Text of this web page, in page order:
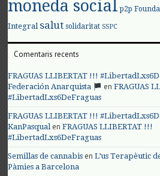
moneda social p2p
Integral salut solidaritat SSPC
Comentaris recents
FRAGUAS LLIBERTAT !!!
Federación Anarquista
enFRAGUAS
#LibertadLxs6DeFraguas
FRAGUAS LLIBERTAT !!!
KanPasqualenFRAGUAS LLIBERTAT !!!
#LibertadLxs6DeFraguas
Semillas de cannabis enL’us Terapèutic
Pàmies a Barcelona